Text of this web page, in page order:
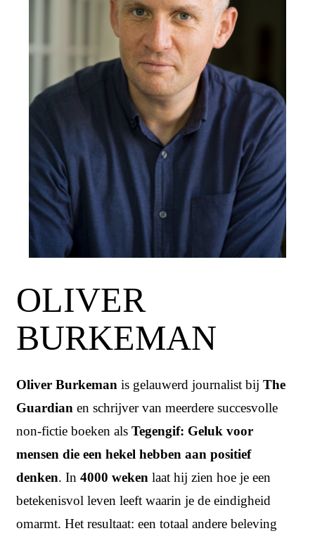
OLIVER
BURKEMAN
Oliver Burkeman is gelauwerd journalist bij The
Guardian en schrijver van meerdere succesvolle
non-fictie boeken als Tegengif: Geluk voor
mensen die een hekel hebben aan positief
denken. In 4000 weken laat hij zien hoe je een
betekenisvol leven leeft waarin je de eindigheid
omarmt. Het resultaat: een totaal andere beleving